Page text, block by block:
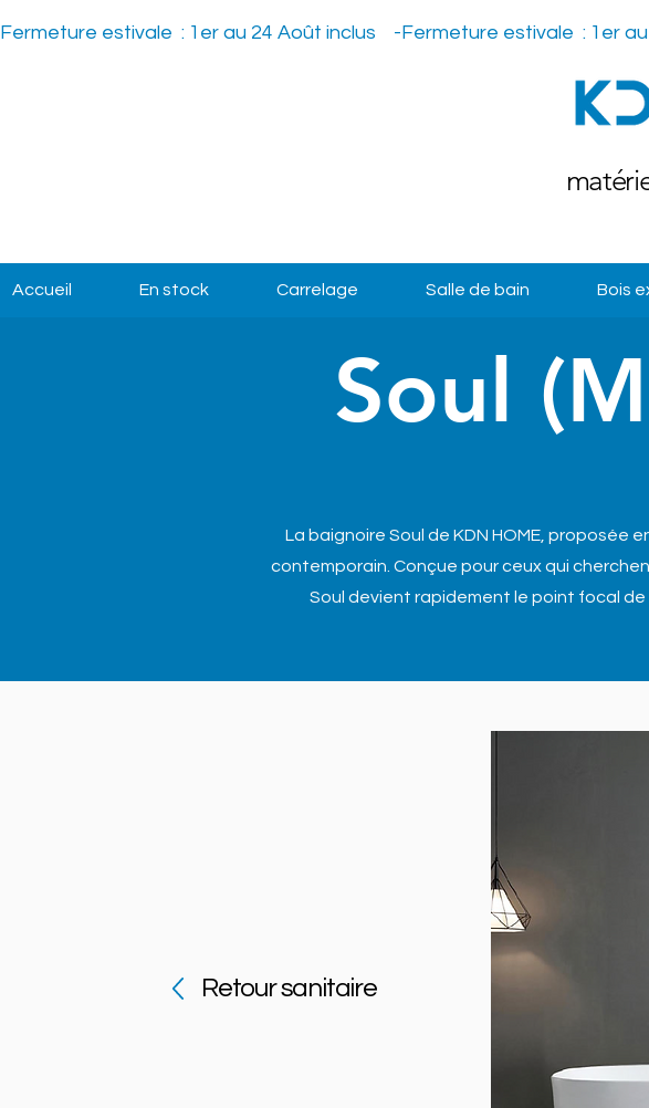
Fermeture estivale  : 1er au 24 Août inclus    -
Accueil En stock Carrelage Salle de bain Bois
Soul
La baignoire Soul de KDN HOME, proposée
contemporain. Conçue pour ceux qui
Soul devient rapidement le point focal
Retour sanitaire